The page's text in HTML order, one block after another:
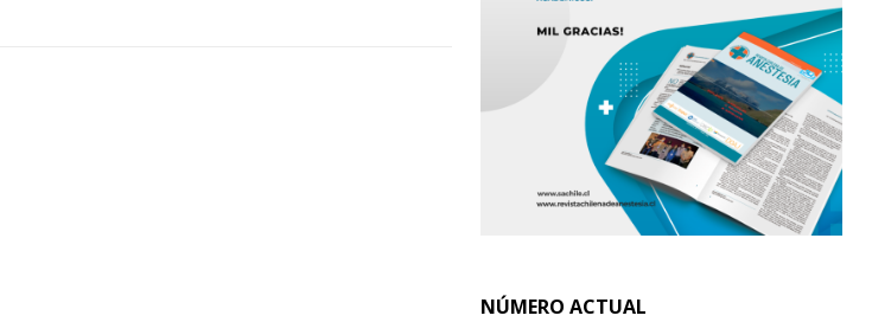
NÚMERO ACTUAL